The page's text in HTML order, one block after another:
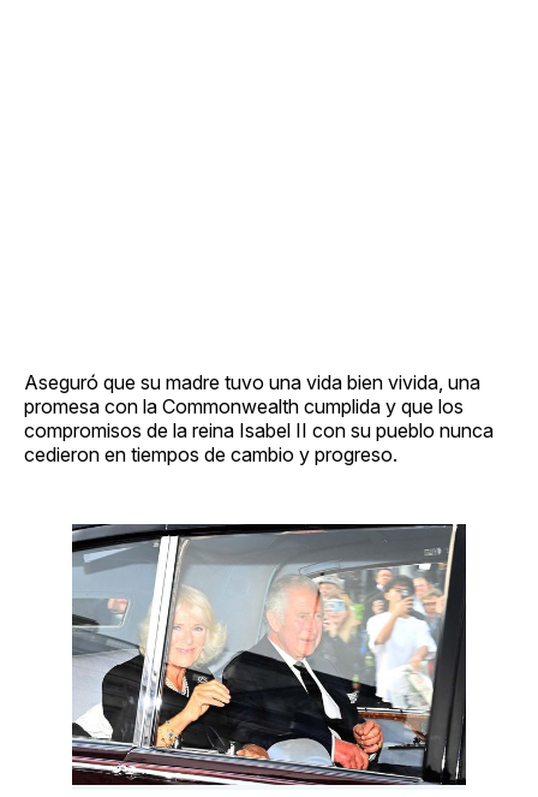
Aseguró que su madre tuvo una vida bien vivida, una
promesa con la Commonwealth cumplida y que los
compromisos de la reina Isabel II con su pueblo nunca
cedieron en tiempos de cambio y progreso.